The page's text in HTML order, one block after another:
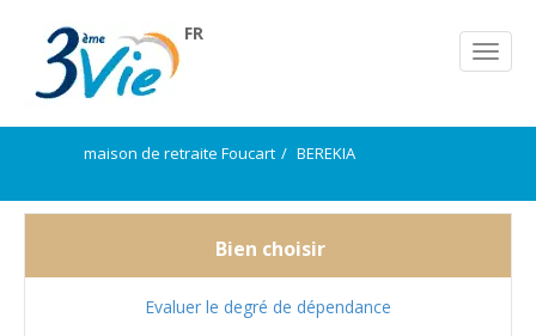
FR
maison de retraite Foucart BEREKIA
Bien choisir
Evaluer le degré de dépendance